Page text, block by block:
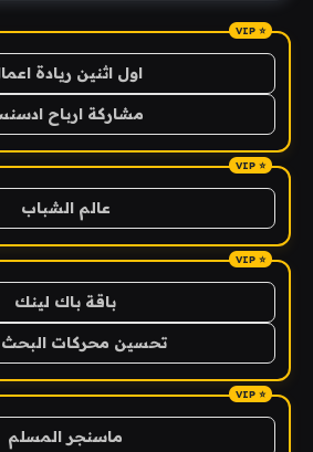
اول اثنين ريادة
مشاركة ارباح
عالم الشباب
باقة باك لينك
تحسين محركات البحث SEO
ماسنجر المسلم